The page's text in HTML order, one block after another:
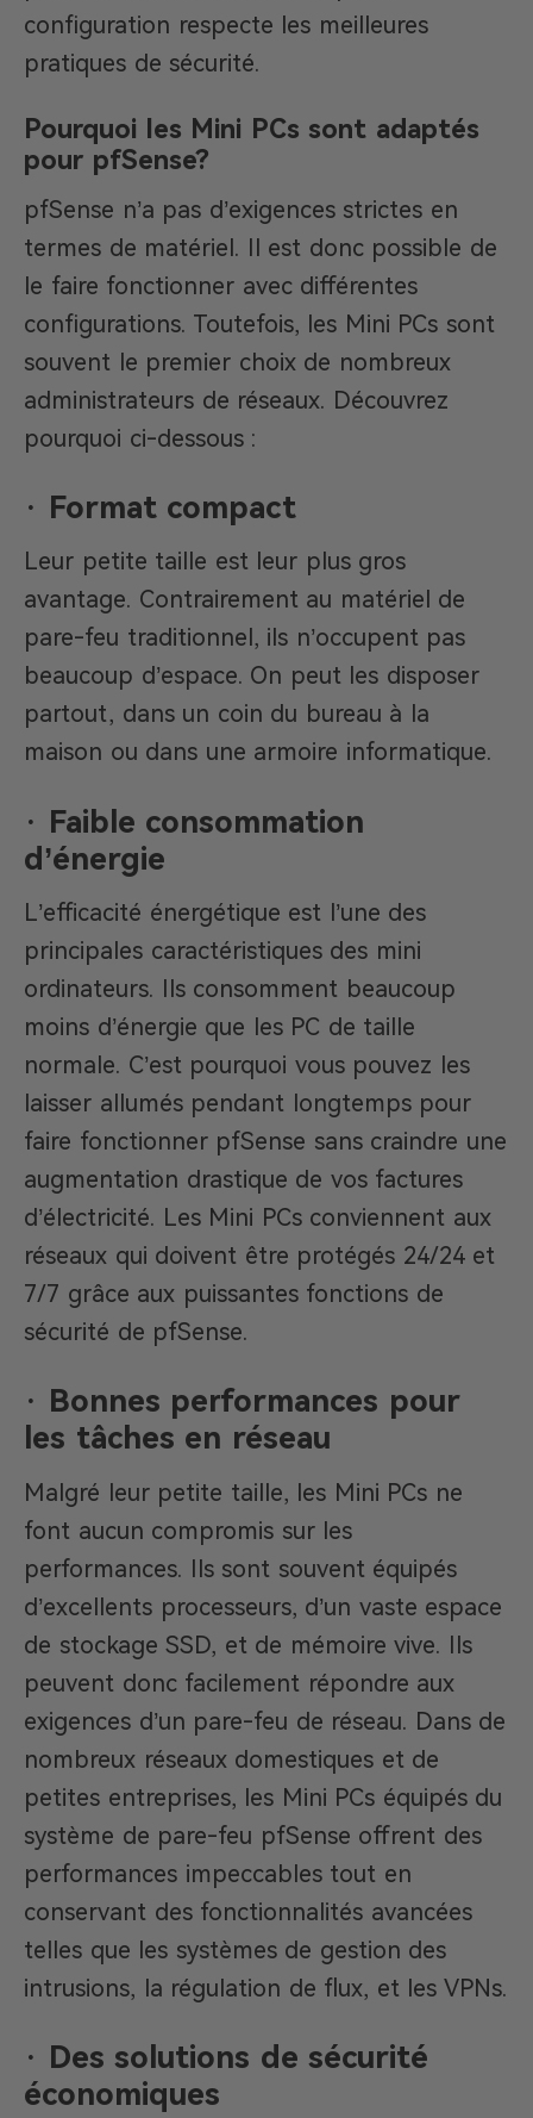
configuration respecte les meilleures
pratiques de sécurité.
Pourquoi les Mini PCs sont adaptés
pour pfSense?
pfSense n’a pas d’exigences strictes en
termes de matériel. Il est donc possible de
le faire fonctionner avec différentes
configurations. Toutefois, les Mini PCs sont
souvent le premier choix de nombreux
administrateurs de réseaux. Découvrez
pourquoi ci-dessous :
· Format compact
Leur petite taille est leur plus gros
avantage. Contrairement au matériel de
pare-feu traditionnel, ils n’occupent pas
beaucoup d’espace. On peut les disposer
partout, dans un coin du bureau à la
maison ou dans une armoire informatique.
· Faible consommation
d’énergie
L’efficacité énergétique est l’une des
principales caractéristiques des mini
ordinateurs. Ils consomment beaucoup
moins d’énergie que les PC de taille
normale. C’est pourquoi vous pouvez les
laisser allumés pendant longtemps pour
faire fonctionner pfSense sans craindre une
augmentation drastique de vos factures
d’électricité. Les Mini PCs conviennent aux
réseaux qui doivent être protégés 24/24 et
7/7 grâce aux puissantes fonctions de
sécurité de pfSense.
· Bonnes performances pour
les tâches en réseau
Malgré leur petite taille, les Mini PCs ne
font aucun compromis sur les
performances. Ils sont souvent équipés
d’excellents processeurs, d’un vaste espace
de stockage SSD, et de mémoire vive. Ils
peuvent donc facilement répondre aux
exigences d’un pare-feu de réseau. Dans de
nombreux réseaux domestiques et de
petites entreprises, les Mini PCs équipés du
système de pare-feu pfSense offrent des
performances impeccables tout en
conservant des fonctionnalités avancées
telles que les systèmes de gestion des
intrusions, la régulation de flux, et les VPNs.
· Des solutions de sécurité
économiques